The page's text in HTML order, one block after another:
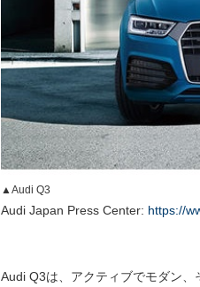
▲Audi Q3
Audi Japan Press Center: https://
Audi Q3は、アクティブでモダン